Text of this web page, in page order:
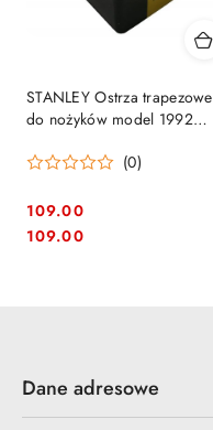
STANLEY Ostrza trapezowe
do nożyków model 1992
(0)
Cena:
109.00
Cena:
109.00
Dane adresowe